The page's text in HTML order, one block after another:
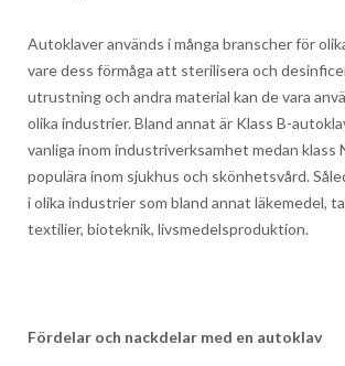
Autoklaver används i många branscher för
vare dess förmåga att sterilisera och
utrustning och andra material kan de vara
olika industrier. Bland annat är Klass B-
vanliga inom industriverksamhet medan klass
populära inom sjukhus och skönhetsvård.
i olika industrier som bland annat läkemedel,
textilier, bioteknik, livsmedelsproduktion.
Fördelar och nackdelar med en autoklav